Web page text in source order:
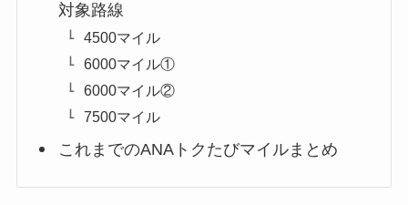
対象路線
4500マイル
6000マイル①
6000マイル②
7500マイル
これまでのANAトクたびマイルまとめ